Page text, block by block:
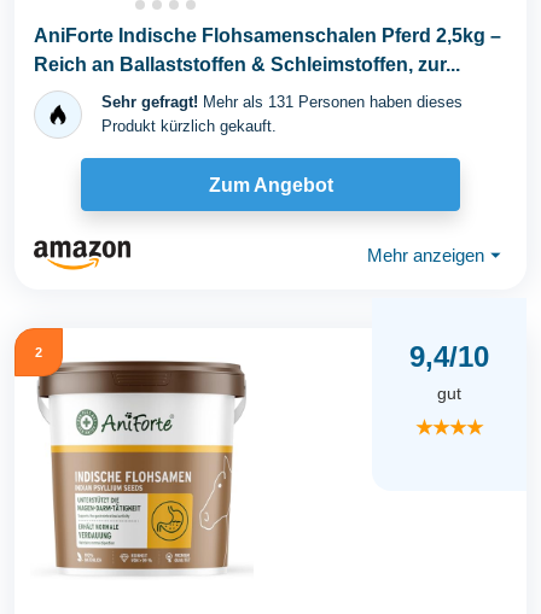
AniForte Indische Flohsamenschalen Pferd 2,5kg –
Reich an Ballaststoffen & Schleimstoffen, zur...
Sehr gefragt! Mehr als 131 Personen haben dieses
Produkt kürzlich gekauft.
Zum Angebot
Mehr anzeigen ⏷
2 9,4/10
gut
★★★★